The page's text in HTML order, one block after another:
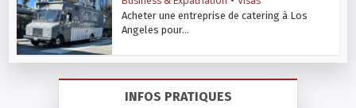
Acheter une entreprise de catering à Los
Angeles pour...
INFOS PRATIQUES